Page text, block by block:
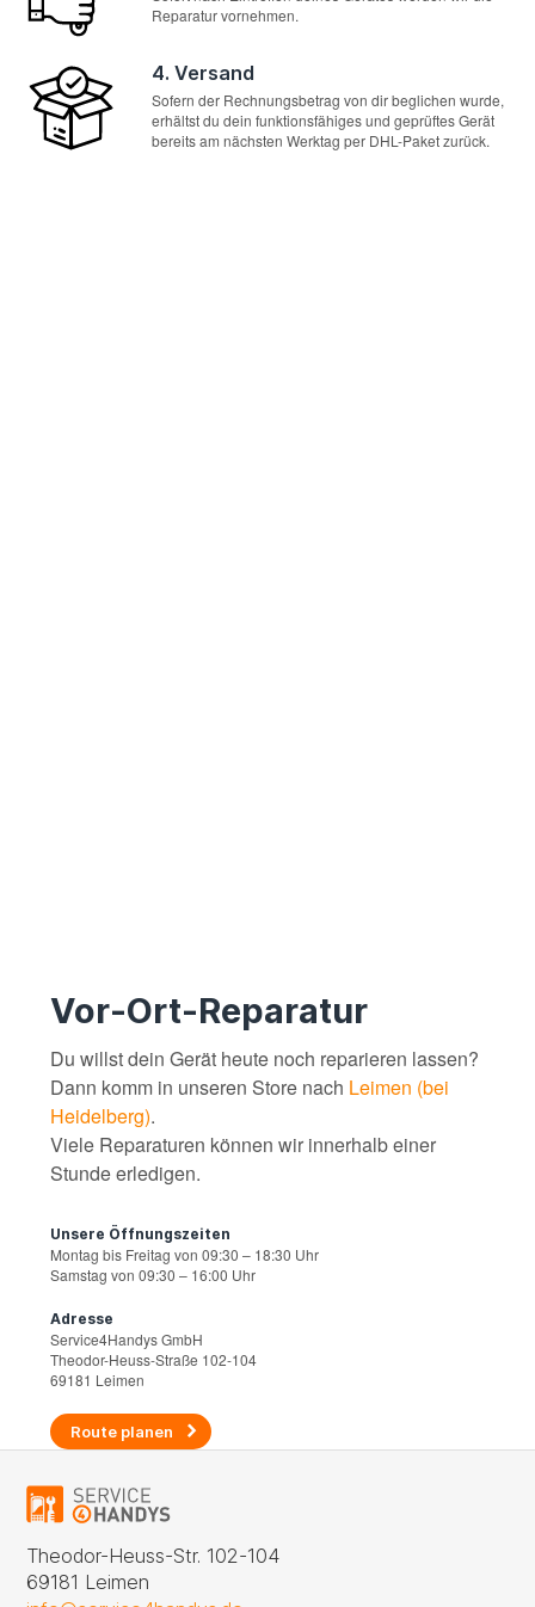
Reparatur vornehmen.
4. Versand
Sofern der Rechnungsbetrag von dir beglichen wurde,
erhältst du dein funktionsfähiges und geprüftes Gerät
bereits am nächsten Werktag per DHL-Paket zurück.
Vor-Ort-Reparatur
Du willst dein Gerät heute noch reparieren lassen?
Dann komm in unseren Store nach Leimen (bei
Heidelberg).
Viele Reparaturen können wir innerhalb einer
Stunde erledigen.
Unsere Öffnungszeiten
Montag bis Freitag von 09:30 – 18:30 Uhr
Samstag von 09:30 – 16:00 Uhr
Adresse
Service4Handys GmbH
Theodor-Heuss-Straße 102-104
69181 Leimen
Route planen
Theodor-Heuss-Str. 102-104
69181 Leimen